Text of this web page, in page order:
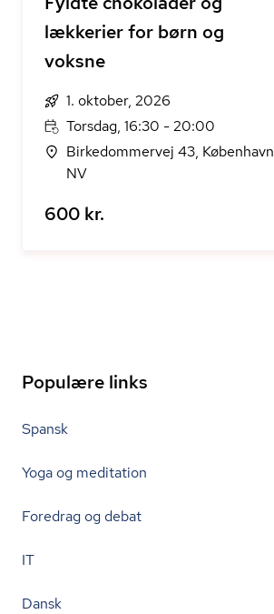
lækkerier for børn og
voksne
1. oktober, 2026
Torsdag, 16:30 - 20:00
Birkedommervej 43, København
NV
600 kr.
Populære links
Spansk
Yoga og meditation
Foredrag og debat
IT
Dansk